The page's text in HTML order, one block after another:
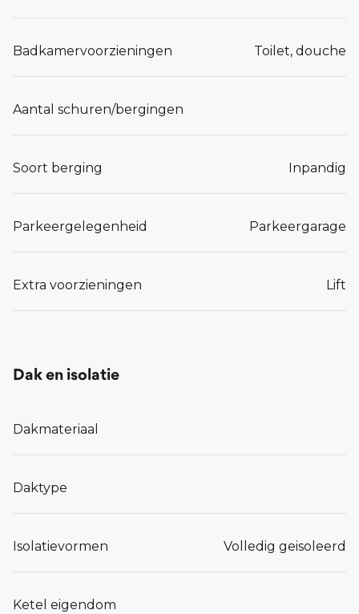
Badkamervoorzieningen Toilet, douche
Aantal schuren/bergingen
Soort berging Inpandig
Parkeergelegenheid Parkeergarage
Extra voorzieningen Lift
Dak en isolatie
Dakmateriaal
Daktype
Isolatievormen Volledig geisoleerd
Ketel eigendom